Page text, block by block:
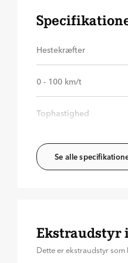
Hestekræfter
0 - 100 km/t
Tophastighed
Se alle
Ekstraudstyr
Dette er ekstraudstyr